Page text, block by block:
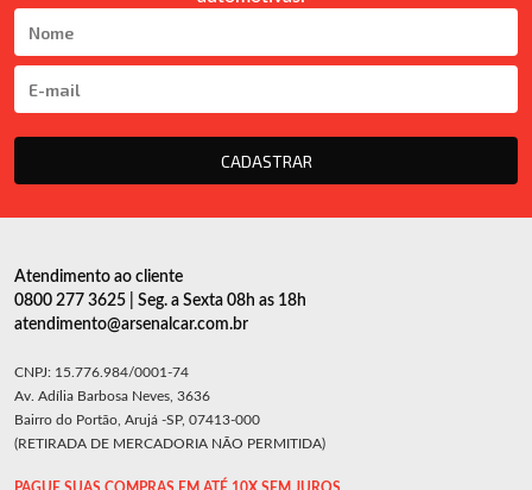
CADASTRAR
Atendimento ao cliente
0800 277 3625 | Seg. a Sexta 08h as 18h
atendimento@arsenalcar.com.br
CNPJ: 15.776.984/0001-74
Av. Adília Barbosa Neves, 3636
Bairro do Portão, Arujá -SP, 07413-000
(RETIRADA DE MERCADORIA NÃO PERMITIDA)